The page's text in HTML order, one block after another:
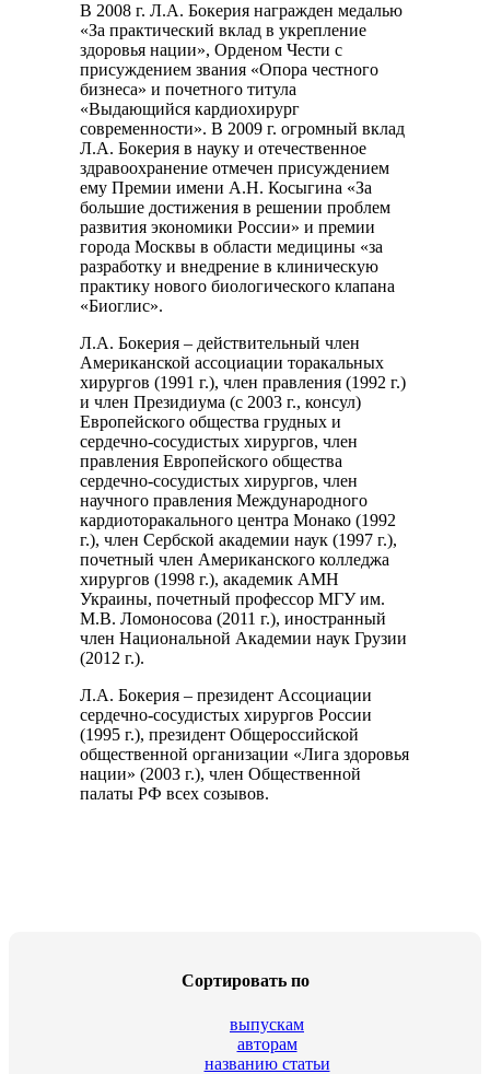
В 2008 г. Л.А. Бокерия награжден медалью
«За практический вклад в укрепление
здоровья нации», Орденом Чести с
присуждением звания «Опора честного
бизнеса» и почетного титула
«Выдающийся кардиохирург
современности». В 2009 г. огромный вклад
Л.А. Бокерия в науку и отечественное
здравоохранение отмечен присуждением
ему Премии имени А.Н. Косыгина «За
большие достижения в решении проблем
развития экономики России» и премии
города Москвы в области медицины «за
разработку и внедрение в клиническую
практику нового биологического клапана
«Биоглис».
Л.А. Бокерия – действительный член
Американской ассоциации торакальных
хирургов (1991 г.), член правления (1992 г.)
и член Президиума (с 2003 г., консул)
Европейского общества грудных и
сердечно-сосудистых хирургов, член
правления Европейского общества
сердечно-сосудистых хирургов, член
научного правления Международного
кардиоторакального центра Монако (1992
г.), член Сербской академии наук (1997 г.),
почетный член Американского колледжа
хирургов (1998 г.), академик АМН
Украины, почетный профессор МГУ им.
М.В. Ломоносова (2011 г.), иностранный
член Национальной Академии наук Грузии
(2012 г.).
Л.А. Бокерия – президент Ассоциации
сердечно-сосудистых хирургов России
(1995 г.), президент Общероссийской
общественной организации «Лига здоровья
нации» (2003 г.), член Общественной
палаты РФ всех созывов.
Сортировать по
выпускам
авторам
названию статьи